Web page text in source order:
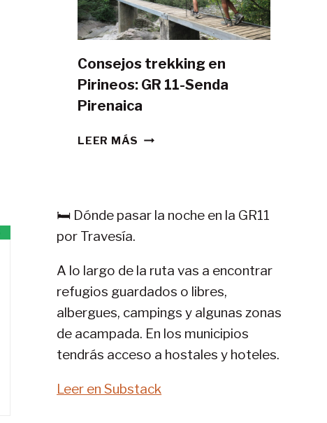
DE
CAMPAÑA?
Consejos trekking en
Pirineos: GR 11-Senda
Pirenaica
LEER MÁS CONSEJOS
11-
🛏️ Dónde pasar la noche en la GR11
por Travesía.
A lo largo de la ruta vas a encontrar
refugios guardados o libres,
albergues, campings y algunas zonas
de acampada. En los municipios
tendrás acceso a hostales y hoteles.
Leer en Substack